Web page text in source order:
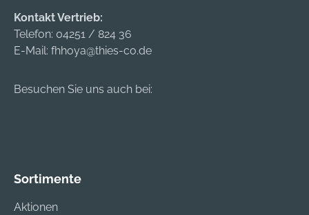
Kontakt Vertrieb:
Telefon: 04251 / 824 36
E-Mail: fhhoya@thies-co.de
Besuchen Sie uns auch bei:
Sortimente
Aktionen